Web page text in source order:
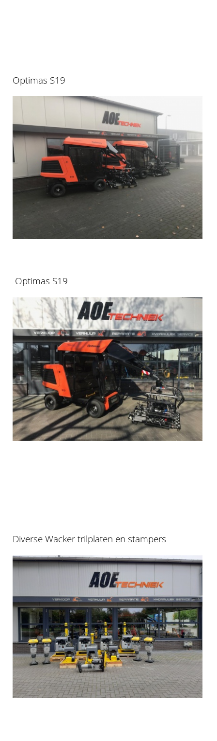
Optimas S19
Optimas S19
Diverse Wacker trilplaten en stampers